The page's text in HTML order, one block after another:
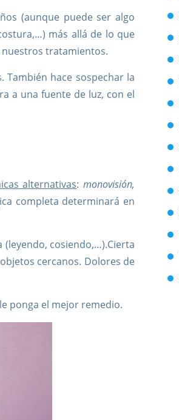
(aunque puede ser algo
más allá de lo que
nuestros tratamientos.
hace sospechar la
a una fuente de luz, con el
alternativas:monovisión,
completa determinará en
(leyendo, cosiendo,…).Cierta
cercanos. Dolores de
ponga el mejor remedio.